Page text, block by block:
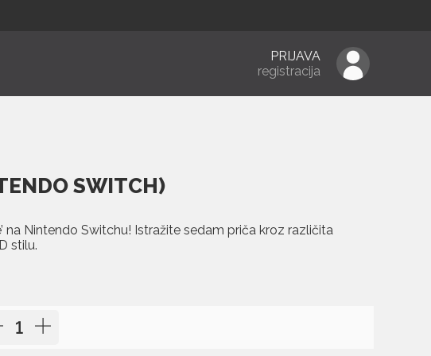
PRIJAVA
registracija
SWITCH)
na Nintendo Switchu! Istražite sedam priča kroz različita
stilu.